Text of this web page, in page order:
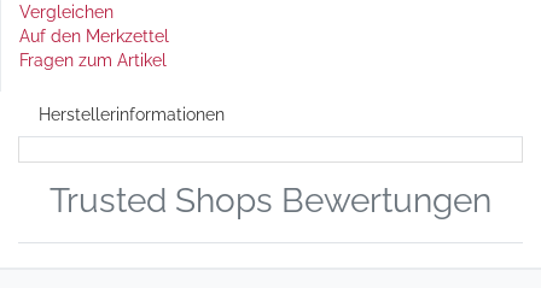
Vergleichen
Auf den Merkzettel
Fragen zum Artikel
Herstellerinformationen
Trusted Shops Bewertungen